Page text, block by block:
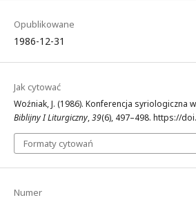
Opublikowane
1986-12-31
Jak cytować
Woźniak, J. (1986). Konferencja syriologiczna
Biblijny I Liturgiczny,39(6), 497–498. https://
Formaty cytowań
Numer